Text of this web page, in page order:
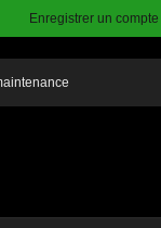
Enregistrer un